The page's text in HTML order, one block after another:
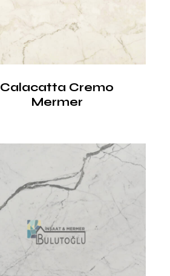
Calacatta Cremo
Mermer